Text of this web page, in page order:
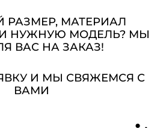
РАЗМЕР, МАТЕРИАЛ
НУЖНУЮ МОДЕЛЬ? МЫ
ВАС НА ЗАКАЗ!
И МЫ СВЯЖЕМСЯ С
ВАМИ